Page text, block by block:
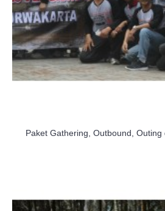
Paket Gathering, Outbound,